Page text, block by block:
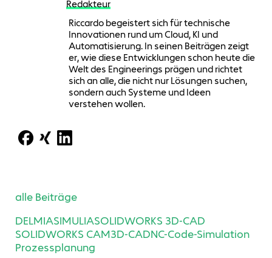
Redakteur
Riccardo begeistert sich für technische
Innovationen rund um Cloud, KI und
Automatisierung. In seinen Beiträgen zeigt
er, wie diese Entwicklungen schon heute die
Welt des Engineerings prägen und richtet
sich an alle, die nicht nur Lösungen suchen,
sondern auch Systeme und Ideen
verstehen wollen.
alle Beiträge
DELMIASIMULIASOLIDWORKS 3D-CAD
SOLIDWORKS CAM3D-CADNC-Code-Simulation
Prozessplanung